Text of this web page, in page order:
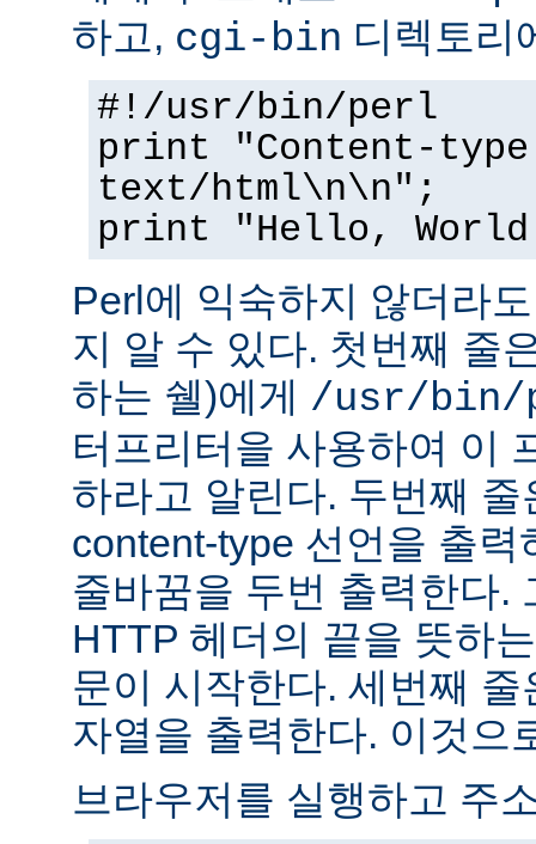
하고, cgi-bin 디렉토리
#!/usr/bin/perl
print "Content-
text/html\n\n";
print "Hello,
Perl에 익숙하지 않더라
지 알 수 있다. 첫번째 줄
하는 쉘)에게 /usr/bin/
터프리터을 사용하여 이
하라고 알린다. 두번째 줄
content-type 선언을 출
줄바꿈을 두번 출력한다.
HTTP 헤더의 끝을 뜻하
문이 시작한다. 세번째
자열을 출력한다. 이것으
브라우저를 실행하고 주